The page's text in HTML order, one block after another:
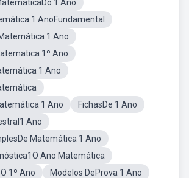
1 Ano
1 AnoFundamental
1 Ano
1º Ano
1 Ano
1 Ano
FichasDe 1 Ano
Ano
Matemática 1 Ano
Ano Matemática
1º Ano
Modelos DeProva 1 Ano